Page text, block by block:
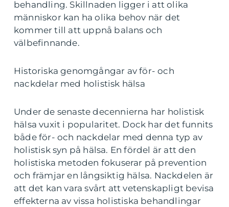
behandling. Skillnaden ligger i att olika
människor kan ha olika behov när det
kommer till att uppnå balans och
välbefinnande.
Historiska genomgångar av för- och
nackdelar med holistisk hälsa
Under de senaste decennierna har holistisk
hälsa vuxit i popularitet. Dock har det funnits
både för- och nackdelar med denna typ av
holistisk syn på hälsa. En fördel är att den
holistiska metoden fokuserar på prevention
och främjar en långsiktig hälsa. Nackdelen är
att det kan vara svårt att vetenskapligt bevisa
effekterna av vissa holistiska behandlingar